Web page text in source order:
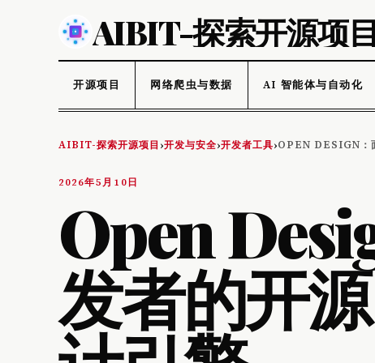
AIBIT-探索开源项目
开源项目 网络爬虫与数据 AI 智能体与自动化
AIBIT-探索开源项目 ›开发与安全›开发者工具›OPEN DESIGN：
2026年5月10日
Open
发者的开